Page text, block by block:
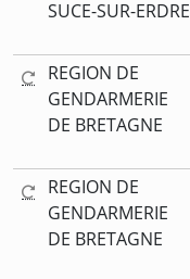
SUCE-SUR-ERDRE
REGION DE
GENDARMERIE
DE BRETAGNE
REGION DE
GENDARMERIE
DE BRETAGNE